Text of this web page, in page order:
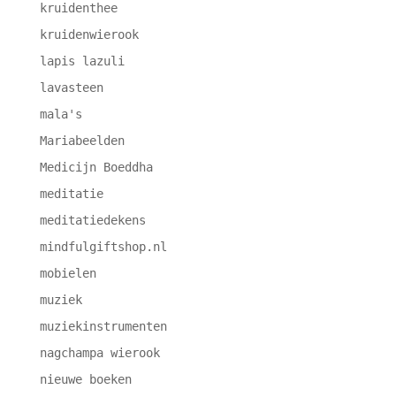
kruidenthee
kruidenwierook
lapis lazuli
lavasteen
mala's
Mariabeelden
Medicijn Boeddha
meditatie
meditatiedekens
mindfulgiftshop.nl
mobielen
muziek
muziekinstrumenten
nagchampa wierook
nieuwe boeken